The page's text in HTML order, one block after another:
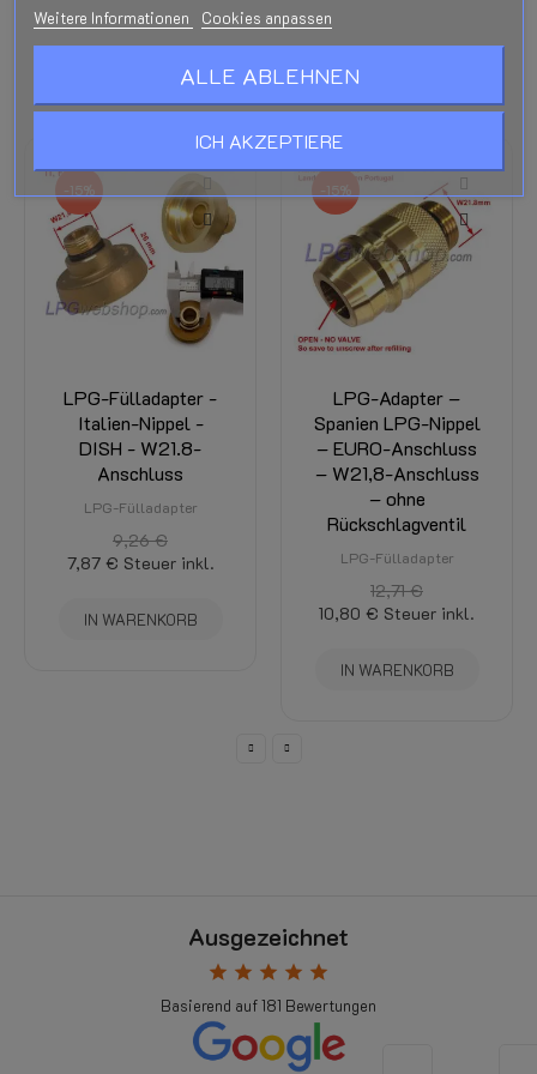
FÜLLADAPTER (TYP W21,8) FÜR
VERSCHIEDENE LÄNDER
-15%
LPG-Fülladapter -
Italien-Nippel -
DISH - W21.8-
Anschluss
LPG-Fülladapter
9,26 €
7,87 € Steuer inkl.
IN WARENKORB
-15%
LPG-Adapter –
Spanien LPG-Nippel
– EURO-Anschluss
– W21,8-Anschluss
– ohne
Rückschlagventil
LPG-Fülladapter
12,71 €
10,80 € Steuer inkl.
IN WARENKORB
Ausgezeichnet
star star star star star
Basierend auf181 Bewertungen
Weitere Informationen Cookies anpassen
ALLE ABLEHNEN
ICH AKZEPTIERE